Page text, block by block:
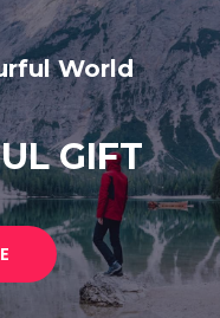
World
GIFT